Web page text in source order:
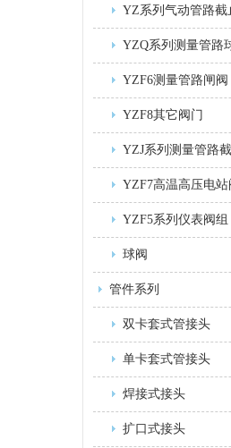
YZ系列气动管路截
YZQ系列测量管路
YZF6测量管路闸阀
YZF8其它阀门
YZJ系列测量管路
YZF7高温高压电站
YZF5系列仪表阀组
球阀
管件系列
双卡套式管接头
单卡套式管接头
焊接式接头
扩口式接头